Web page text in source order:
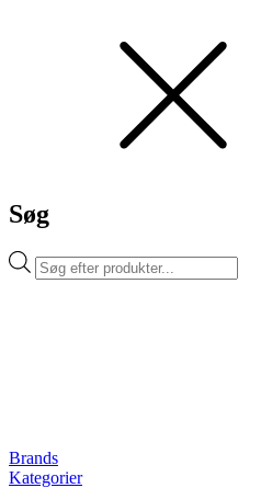
Søg
Products
search
Brands
Kategorier